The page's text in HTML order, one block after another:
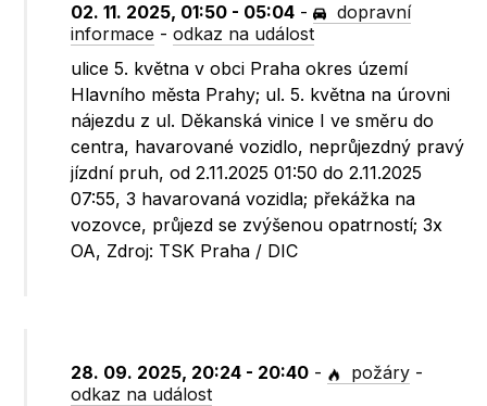
02. 11. 2025, 01:50 - 05:04 -
dopravní
informace -odkaz na událost
ulice 5. května v obci Praha okres území
Hlavního města Prahy; ul. 5. května na úrovni
nájezdu z ul. Děkanská vinice I ve směru do
centra, havarované vozidlo, neprůjezdný pravý
jízdní pruh, od 2.11.2025 01:50 do 2.11.2025
07:55, 3 havarovaná vozidla; překážka na
vozovce, průjezd se zvýšenou opatrností; 3x
OA, Zdroj: TSK Praha / DIC
28. 09. 2025, 20:24 - 20:40 - požáry -
odkaz na událost